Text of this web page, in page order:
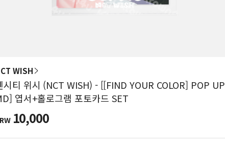
WISH
시티 위시 (NCT WISH) - [[FIND YOUR COLOR] POP UP
엽서+홀로그램 포토카드 SET
10,000